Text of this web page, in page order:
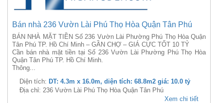
Bán nhà 236 Vườn Lài Phú Thọ Hòa Quận Tân Phú
BÁN NHÀ MẶT TIỀN Số 236 Vườn Lài Phường Phú Thọ Hòa Quận
Tân Phú TP. Hồ Chí Minh – GẦN CHỢ – GIÁ CỰC TỐT 10 TỶ
Cần bán nhà mặt tiền tại Số 236 Vườn Lài Phường Phú Thọ Hòa
Quận Tân Phú TP. Hồ Chí Minh.
Thông...
Diện tích: DT: 4.3m x 16.0m, diện tích: 68.8m2 giá: 10.0 tỷ
Địa chỉ: 236 Vườn Lài Phú Thọ Hòa Quận Tân Phú
Xem chi tiết